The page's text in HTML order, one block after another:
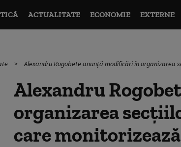
ACTUALITATE ECONOMIE EXTERNE
Alexandru Rogobete anunță modificări în organizarea
Alexandru
organizarea
care